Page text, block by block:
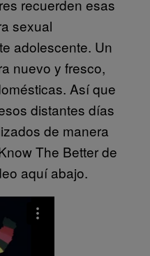
recuerden esas
sexual
adolescente. Un
nuevo y fresco,
Así que
distantes días
de manera
The Better de
aquí abajo.